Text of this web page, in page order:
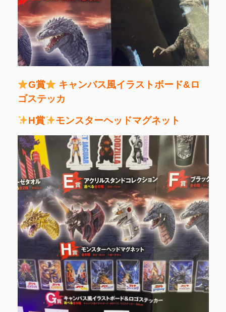
G賞
キャンバス風イラストボード&ロ
ゴステッカ
H賞 モンスターヘッドマグネット